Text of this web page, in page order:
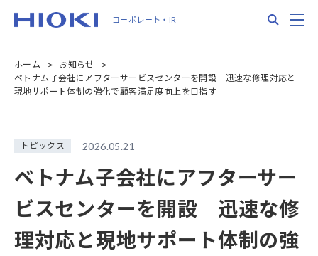
ン
コーポレート・IR
ホーム
お知らせ
ベトナム子会社にアフターサービスセンターを開設 迅速な修理対応と
現地サポート体制の強化で顧客満足度向上を目指す
トピックス 2026.05.21
ベトナム子会社にアフターサー
ビスセンターを開設 迅速な修
理対応と現地サポート体制の強